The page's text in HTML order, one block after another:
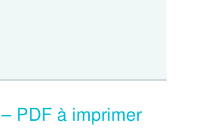
PDF à imprimer